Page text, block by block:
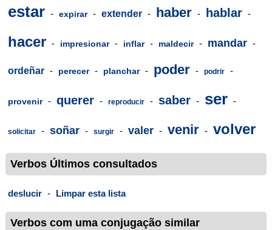
estar - expirar - extender - haber - hablar -
hacer - impresionar - inflar - maldecir - mandar -
ordeñar - perecer - planchar - poder - podrir -
provenir - querer - reproducir - saber - ser -
solicitar - soñar - surgir - valer - venir - volver
Verbos Últimos consultados
deslucir - Limpar esta lista
Verbos com uma conjugação similar